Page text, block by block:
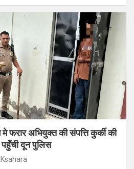
फरार अभियुक्त की संपत्ति कुर्की की
दून पुलिस